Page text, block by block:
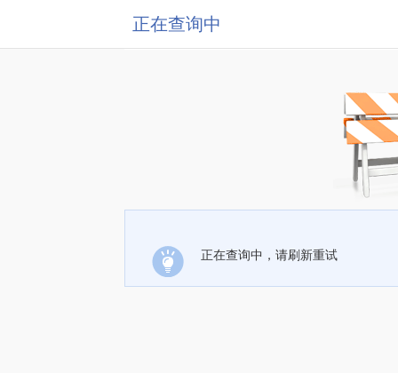
正在查询中
正在查询中，请刷新重试